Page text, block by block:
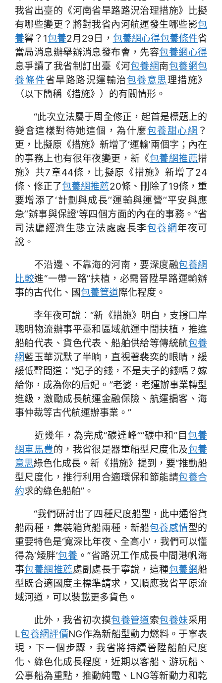
我省出臺的《河南省旱路路況治理措施》比擬
有哪些變更？將對我省內河航運發生哪些影包
養響？1包養2月29日， 包養網心得包養條件省
當局消息辦舉辦消息發布會，先容包養網心得
息爭讀了我省制訂出臺《河包養網南包養網包
養條件省旱路路況運輸治包養意思理措施》
（以下簡稱《措施》）的有關情形。
“此次立法屬于周全修正，起首是標題上的
變會這樣對待她這個，為什麼包養甜心網 ？
更，比擬原《措施》新增了‘運輸’兩個字；內在
的事務上也有很年夜變更，新《包養網推薦措
施》共7章44條，比擬原《措施》新增了24
條、修正了包養網推薦20條、刪除了19條，重
要增添了‘計劃與成長’‘運輸與運營’‘平安與應
急’‘辦事與保證’等四個方面的內在的事務。”省
司法廳經濟生態立法處處長李包養網年夜可
說。
不沿邊、不靠海的河南，要深度融包養網
比較進“一帶一路”扶植，必需晉陞旱路運輸辦
事的古代化、國包養管道際化程度。
李年夜可說：“新《措施》明白，支撐口岸
聰明物流辦事平臺和區域航運中間扶植，推進
船舶代表、貨色代表、船舶供給等傳統航包養
網藍玉華沉默了半晌，直視著裴奕的眼睛，緩
緩低聲問道：“妃子的錢，不是夫子的錢嗎？嫁
給你，成為你的后妃。”老婆，老運辦事業轉型
進級，激勵成長航運金融保險、航運掮客、海
事仲裁等古代航運辦事業。”
近幾年，為完成“碳達峰”“碳中和”目包養
網車馬費的，我省很是器重船型尺度化及包養
意思綠色化成長。新《措施》提到，要“推動船
型尺度化，推行利用合適環保和節能請包養合
約求的綠色船舶”。
“我們研討出了四種尺度船型，此中通俗貨
船兩種，集裝箱貨船兩種，新船包養感情型的
重要特色是‘寬深比年夜、全高小’，我們可以懂
得為‘矮胖’包養 。”省路況工作成長中間港帆海
事包養網推薦處副處長于寧說，這種包養網船
型既合適國度主標準請求，又順應我省平原流
域河道，可以裝載更多貨色。
此外，我省初次摸包養管道索包養妹采用
L包養網評價NG作為新船型動力燃料。于寧表
現，下一個步驟，我省將持續晉陞船舶尺度
化、綠色化成長程度，近期以客船、游玩船、
公事船為重點，推動純電、LNG等新動力和乾